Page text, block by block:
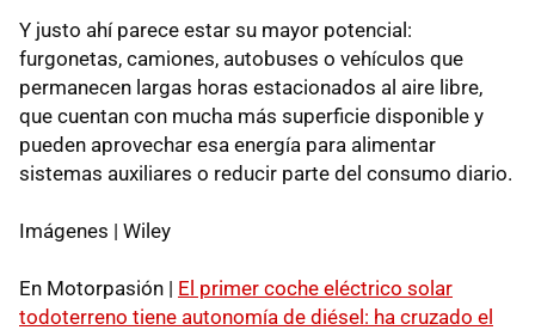
Y justo ahí parece estar su mayor potencial:
furgonetas, camiones, autobuses o vehículos que
permanecen largas horas estacionados al aire libre,
que cuentan con mucha más superficie disponible y
pueden aprovechar esa energía para alimentar
sistemas auxiliares o reducir parte del consumo diario.
Imágenes | Wiley
En Motorpasión | El primer coche eléctrico solar
todoterreno tiene autonomía de diésel: ha cruzado el